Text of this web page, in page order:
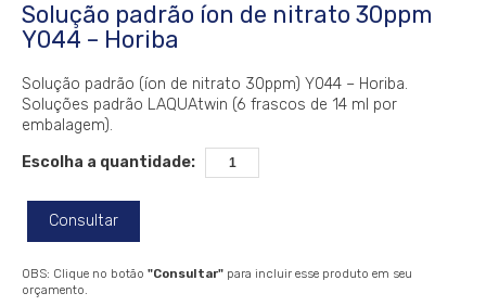
Solução padrão íon de nitrato 30ppm
Y044 – Horiba
Solução padrão (íon de nitrato 30ppm) Y044 – Horiba.
Soluções padrão LAQUAtwin (6 frascos de 14 ml por
embalagem).
Escolha a quantidade:
Consultar
OBS: Clique no botão "Consultar" para incluir esse produto em seu
orçamento.